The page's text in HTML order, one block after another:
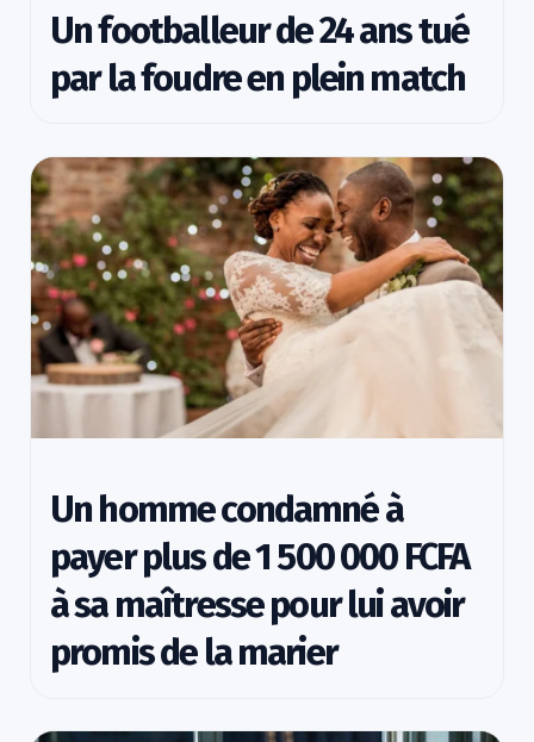
Un footballeur de 24 ans tué
par la foudre en plein match
Un homme condamné à
payer plus de 1 500 000 FCFA
à sa maîtresse pour lui avoir
promis de la marier